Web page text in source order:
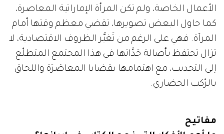
الأعمال الخاصة، ولم تكن المرأة الإماراتية المعاصرة،
كما حاول البعض تصويرها، تقضي معظم وقتها أمام
المرآة. فهي على الرغم من تَغيُّر الظروف الاقتصادية، لا
تزال تحتفظ بأصالة جَدَّاتها في هذا المجتمع المتطلّع
إلى التحديث، مع اهتمامها بقضايا المعاصَرَة واللحاق
بالرّكب الحضاري.
مفاتيح